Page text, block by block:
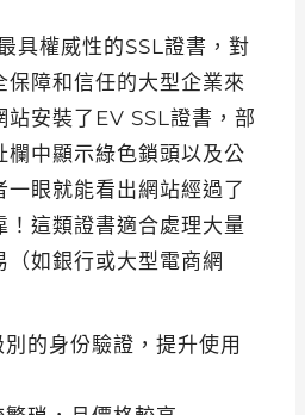
具權威性的SSL證書，對
保障和信任的大型企業來
站安裝了EV SSL證書，部
欄中顯示綠色鎖頭以及公
一眼就能看出網站經過了
！這類證書適合處理大量
如銀行或大型電商網
的身份驗證，提升使用